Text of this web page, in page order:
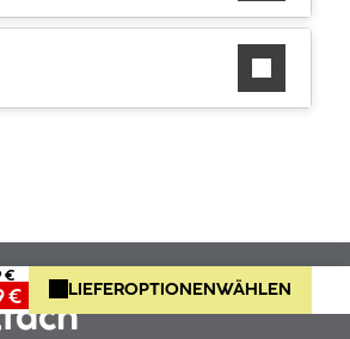
€
€ LIEFEROPTIONEN WÄHLEN